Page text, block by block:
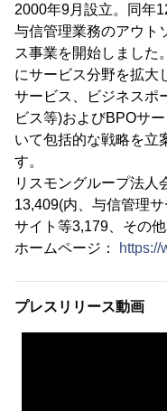
2000年9月設立。同年
与信管理業務のアウト
ス事業を開始しました
にサービス分野を拡大
サービス、ビジネスポ
ビス等)およびBPOサ
いて包括的な戦略を立
す。
リスモングループ法人
13,409(内、与信管理
サイト等3,179、その
ホームページ：
https://
プレスリリース動画